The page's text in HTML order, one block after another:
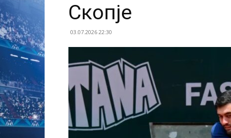
Скопје
03.07.2026 22:30